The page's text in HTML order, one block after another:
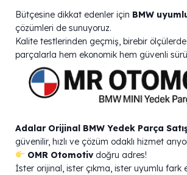
Bütçesine dikkat edenler için BMW
çözümleri de sunuyoruz.
Kalite testlerinden geçmiş, birebir
parçalarla hem ekonomik hem güvenli
Adalar Orijinal BMW Yedek Parça
güvenilir, hızlı ve çözüm odaklı hizmet
OMR Otomotivdoğru adres!
İster orijinal, ister çıkma, ister uyumlu fark